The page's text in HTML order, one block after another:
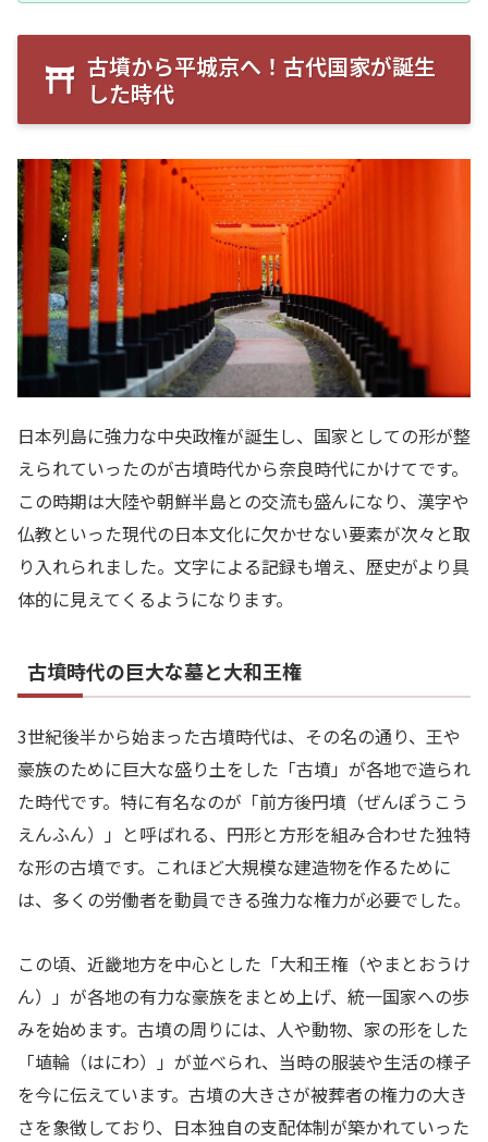
古墳から平城京へ！古代国家が誕生
した時代
日本列島に強力な中央政権が誕生し、国家としての形が整
えられていったのが古墳時代から奈良時代にかけてです。
この時期は大陸や朝鮮半島との交流も盛んになり、漢字や
仏教といった現代の日本文化に欠かせない要素が次々と取
り入れられました。文字による記録も増え、歴史がより具
体的に見えてくるようになります。
古墳時代の巨大な墓と大和王権
3世紀後半から始まった古墳時代は、その名の通り、王や
豪族のために巨大な盛り土をした「古墳」が各地で造られ
た時代です。特に有名なのが「前方後円墳（ぜんぽうこう
えんふん）」と呼ばれる、円形と方形を組み合わせた独特
な形の古墳です。これほど大規模な建造物を作るために
は、多くの労働者を動員できる強力な権力が必要でした。
この頃、近畿地方を中心とした「大和王権（やまとおうけ
ん）」が各地の有力な豪族をまとめ上げ、統一国家への歩
みを始めます。古墳の周りには、人や動物、家の形をした
「埴輪（はにわ）」が並べられ、当時の服装や生活の様子
を今に伝えています。古墳の大きさが被葬者の権力の大き
さを象徴しており、日本独自の支配体制が築かれていった